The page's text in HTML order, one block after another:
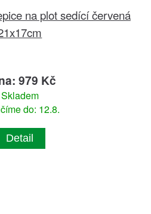
na plot sedící červená
979 Kč
Skladem
do: 12.8.
Detail